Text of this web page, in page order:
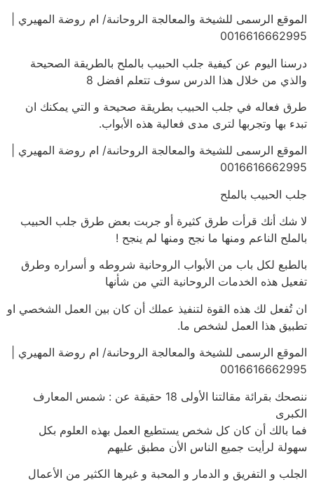
الموقع الرسمى للشيخة والمعالجة الروحانىة/ ام روضة المهيري |
0016616662995
درسنا اليوم عن كيفية جلب الحبيب بالملح بالطريقة الصحيحة
والذي من خلال هذا الدرس سوف تتعلم افضل 8
طرق فعاله في جلب الحبيب بطريقة صحيحة و التي يمكنك ان
تبدء بها وتجربها لترى مدى فعالية هذه الأبواب.
الموقع الرسمى للشيخة والمعالجة الروحانىة/ ام روضة المهيري |
0016616662995
جلب الحبيب بالملح
لا شك أنك قرأت طرق كثيرة أو جربت بعض طرق جلب الحبيب
بالملح الناعم ومنها ما نجح ومنها لم ينجح !
بالطبع لكل باب من الأبواب الروحانية شروطه و أسراره وطرق
تفعيل هذه الخدمات الروحانية التي من شأنها
ان تُفعل لك هذه القوة لتنفيذ عملك أن كان بين العمل الشخصي او
تطبيق هذا العمل لشخص ما.
الموقع الرسمى للشيخة والمعالجة الروحانىة/ ام روضة المهيري |
0016616662995
ننصحك بقرائة مقالتنا الأولى 18 حقيقة عن : شمس المعارف
الكبرى
فما بالك أن كان كل شخص يستطيع العمل بهذه العلوم بكل
سهولة لرأيت جميع الناس الأن مطبق عليهم
الجلب و التفريق و الدمار و المحبة و غيرها الكثير من الأعمال